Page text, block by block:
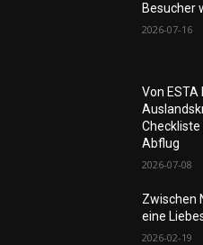
Besucher
2026-07-16
Von ESTA
Abflug
2026-07-08
Zwischen
eine
2026-02-19